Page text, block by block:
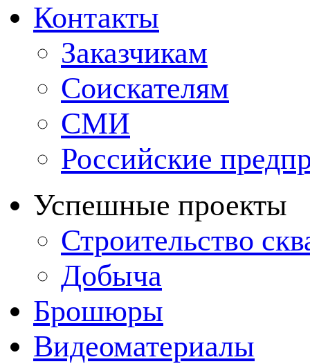
Контакты
Заказчикам
Соискателям
СМИ
Российские
Успешные проекты
Строительство
Добыча
Брошюры
Видеоматериалы